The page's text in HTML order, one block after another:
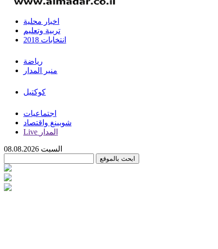
اخبار محلية
تربية وتعليم
انتخابات 2018
رياضة
منبر المدار
كوكتيل
اجتماعيات
شوبينغ واقتصاد
Live المدار